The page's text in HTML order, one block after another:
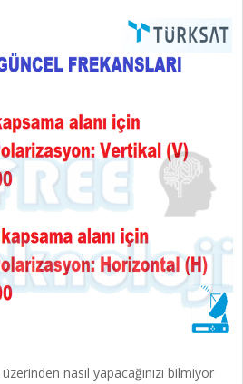
nasıl yapacağınızı bilmiyor